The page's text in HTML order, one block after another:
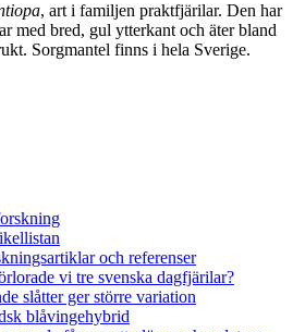
, art i familjen praktfjärilar. Den har
med bred, gul ytterkant och äter bland
Sorgmantel finns i hela Sverige.
och referenser
vi tre svenska dagfjärilar?
slåtter ger större variation
blåvingehybrid